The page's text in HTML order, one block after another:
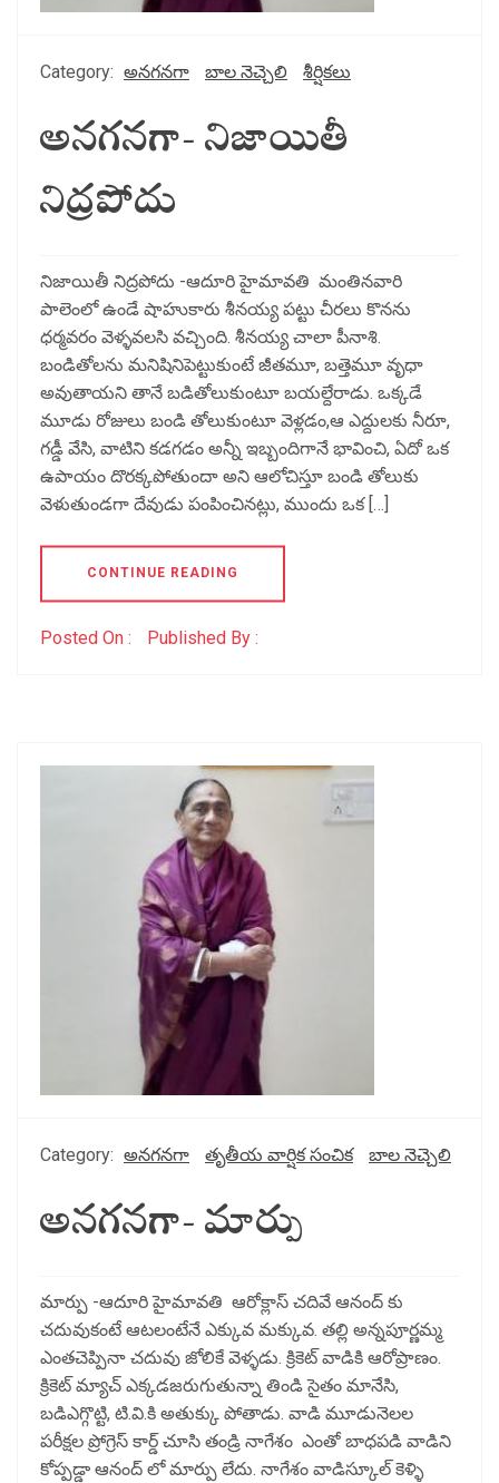
Category: అనగనగా బాల నెచ్చెలి శీర్షికలు
అనగనగా- నిజాయితీ
నిద్రపోదు
నిజాయితీ నిద్రపోదు -ఆదూరి హైమావతి మంతినవారి
పాలెంలో ఉండే షాహుకారు శీనయ్య పట్టు చీరలు కొనను
ధర్మవరం వెళ్ళవలసి వచ్చింది. శీనయ్య చాలా పీనాశి.
బండితోలను మనిషినిపెట్టుకుంటే జీతమూ, బత్తెమూ వృధా
అవుతాయని తానే బడితోలుకుంటూ బయల్దేరాడు. ఒక్కడే
మూడు రోజులు బండి తోలుకుంటూ వెళ్లడం,ఆ ఎద్దులకు నీరూ,
గడ్డీ వేసి, వాటిని కడగడం అన్నీ ఇబ్బందిగానే భావించి, ఏదో ఒక
ఉపాయం దొరక్కపోతుందా అని ఆలోచిస్తూ బండి తోలుకు
వెళుతుండగా దేవుడు పంపించినట్లు, ముందు ఒక […]
CONTINUE READING
Posted On : Published By :
Category: అనగనగా తృతీయ వార్షిక సంచిక బాల నెచ్చెలి
అనగనగా- మార్పు
మార్పు -ఆదూరి హైమావతి ఆరోక్లాస్ చదివే ఆనంద్ కు
చదువుకంటే ఆటలంటేనే ఎక్కువ మక్కువ. తల్లి అన్నపూర్ణమ్మ
ఎంతచెప్పినా చదువు జోలికే వెళ్ళడు. క్రికెట్ వాడికి ఆరోప్రాణం.
క్రికెట్ మ్యాచ్ ఎక్కడజరుగుతున్నా తిండి సైతం మానేసి,
బడిఎగ్గొట్టి, టి.వి.కి అతుక్కు పోతాడు. వాడి మూడునెలల
పరీక్షల ప్రోగ్రెస్ కార్డ్ చూసి తండ్రి నాగేశం ఎంతో బాధపడి వాడిని
కోప్పడ్డా ఆనంద్ లో మార్పు లేదు. నాగేశం వాడిస్కూల్ కెళ్ళి